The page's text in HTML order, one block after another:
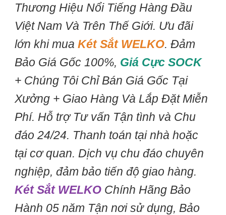
Thương Hiệu Nổi Tiếng Hàng Đầu
Việt Nam Và Trên Thế Giới. Ưu đãi
lớn khi muaKét Sắt WELKO. Đảm
Bảo Giá Gốc 100%, Giá Cực SOCK
+ Chúng Tôi Chỉ Bán Giá Gốc Tại
Xưởng + Giao Hàng Và Lắp Đặt Miễn
Phí. Hỗ trợ Tư vấn Tận tình và Chu
đáo 24/24. Thanh toán tại nhà hoặc
tại cơ quan. Dịch vụ chu đáo chuyên
nghiệp, đảm bảo tiến độ giao hàng.
Két Sắt WELKO Chính Hãng Bảo
Hành 05 năm Tận nơi sử dụng, Bảo